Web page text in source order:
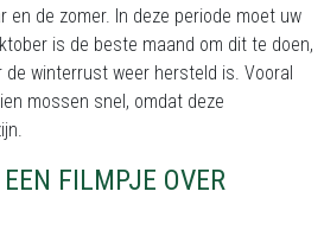
en de zomer. In deze periode moet uw
is de beste maand om dit te doen,
winterrust weer hersteld is. Vooral
mossen snel, omdat deze
FILMPJE OVER